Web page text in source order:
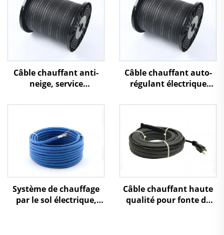
Câble chauffant anti-
neige, service
international usine
Câble chauffant auto-
régulant électrique
le gel des canalisations
Système de chauffage
par le sol électrique,
Câble chauffant haute
qualité pour fonte de